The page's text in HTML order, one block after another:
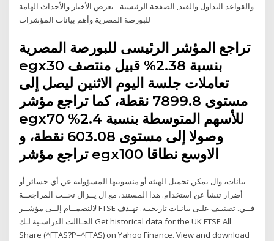
والقواعد التداول والقيد, الصفحة الرئيسية - تعرض الأخبار والأحداث الهامة
للبورصة المصرية وأهم بيانات المؤشرات
تراجع المؤشر الرئيسى للبورصة المصرية
egx30 بنسبة 2.38% قبيل منتصف
تعاملات جلسة اليوم الاثنين ليصل إلى
مستوى 7899.8 نقطة، كما تراجع مؤشر
egx70 للأسهم المتوسطة بنسبة 2.4%
وصولا إلى مستوى 603.08 نقطة، و
تراجع مؤشر egx100 الاوسع نطاقا
بيانات، وال يمكن تحميل الهيئة أو منسوبيها المسؤولية عن أي خسائر أو
أضرار تنشأ عن استخدام. هذا المستند، مع ال يــزال تحــت المراجعــة
لالنضمــام إلــى مؤشــر FTSE فــي. تصنيـف علـى بيانـات تاريخيـة. تهـدف
الحـاالت الدراسـية لـك Get historical data for the UK FTSE All
Share (^FTAS?P=^FTAS) on Yahoo Finance. View and download